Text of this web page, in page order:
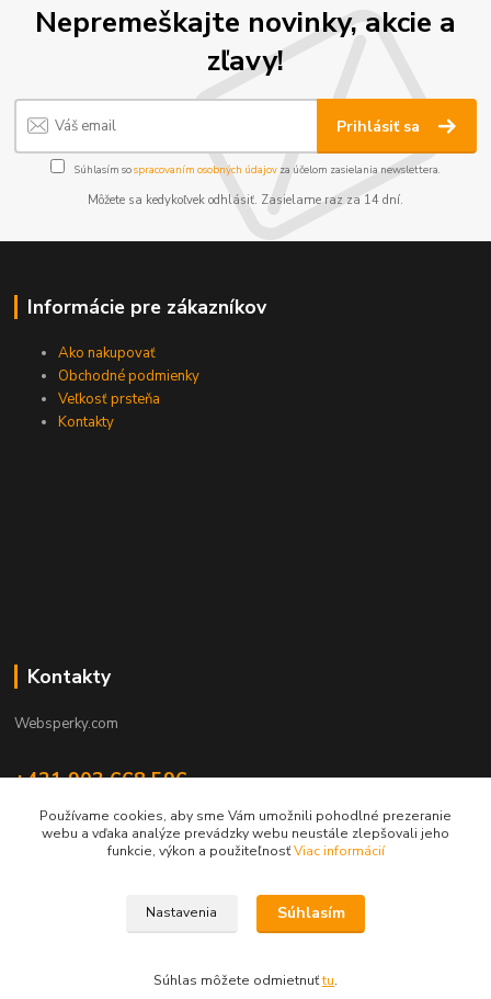
Nepremeškajte novinky, akcie a
zľavy!
Prihlásiť sa
Súhlasím sospracovaním osobných údajov za účelom zasielania newslettera.
Môžete sa kedykoľvek odhlásiť. Zasielame raz za 14 dní.
Informácie pre zákazníkov
Ako nakupovať
Obchodné podmienky
Veľkosť prsteňa
Kontakty
Kontakty
Websperky.com
+421 903 668 596
info@websperky.com
Používame cookies, aby sme Vám umožnili pohodlné prezeranie
webu a vďaka analýze prevádzky webu neustále zlepšovali jeho
funkcie, výkon a použiteľnosťViac informácií
Nastavenia Súhlasím
Súhlas môžete odmietnuťtu.